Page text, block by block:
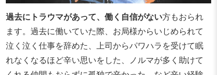
過去にトラウマがあって、働く自信がない方もおられ
ます。過去に働いていた際、お局様からいじめられて
泣く泣く仕事を辞めた、上司からパワハラを受けて眠
れなくなるほど辛い思いをした、ノルマが多く助けて